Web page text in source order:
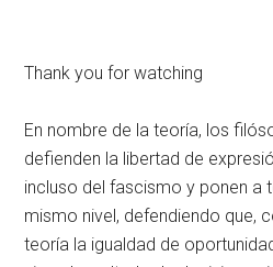
Thank you for watching
En nombre de la teoría, los
defienden la libertad de
incluso del fascismo y ponen a
mismo nivel, defendiendo que,
teoría la igualdad de